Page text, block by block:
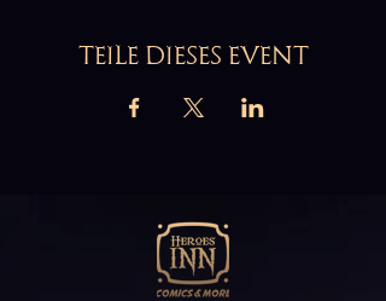
TEILE DIESES EVENT